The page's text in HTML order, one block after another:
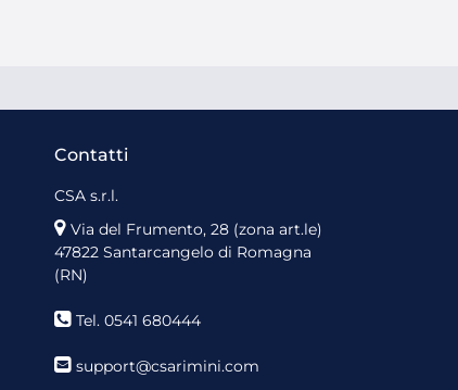
Contatti
CSA s.r.l.
Via del Frumento, 28 (zona art.le)
47822 Santarcangelo di Romagna
(RN)
Tel. 0541 680444
support@csarimini.com